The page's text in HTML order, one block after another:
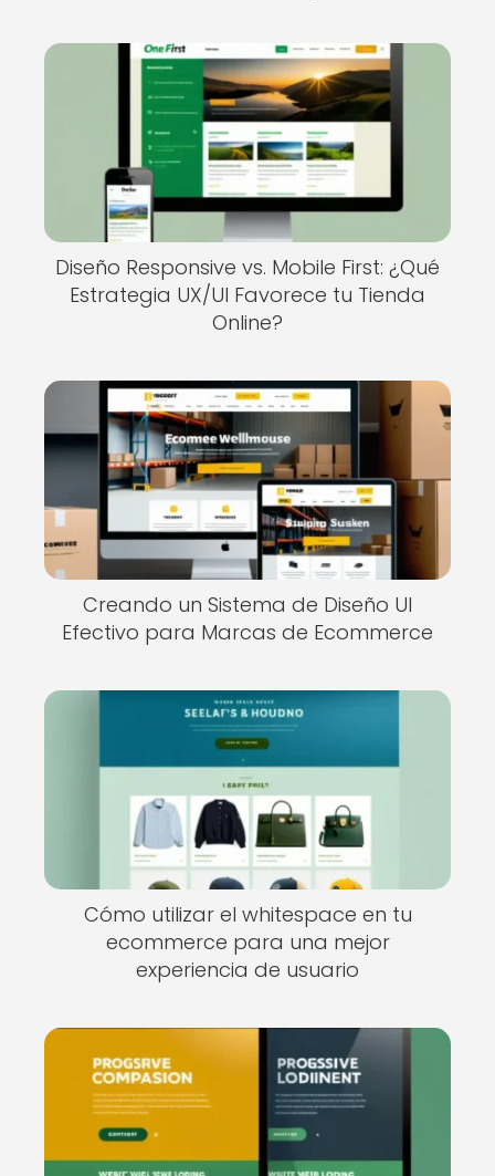
Diseño Responsive vs. Mobile First: ¿Qué
Estrategia UX/UI Favorece tu Tienda
Online?
Creando un Sistema de Diseño UI
Efectivo para Marcas de Ecommerce
Cómo utilizar el whitespace en tu
ecommerce para una mejor
experiencia de usuario